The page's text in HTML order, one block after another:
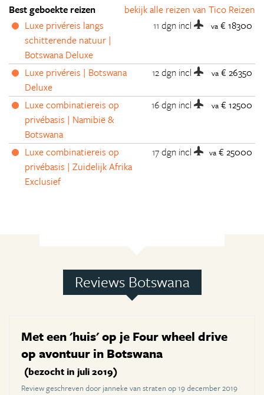
bekijk alle reizen van Tico Reizen
Best geboekte reizen
Luxe privéreis langs
schitterende natuur |
Botswana Deluxe
11 dgn incl va € 18300
Luxe privéreis | Botswana
Deluxe
12 dgn incl va € 26350
Luxe combinatiereis op
privébasis | Namibië &
Botswana
16 dgn incl va € 12500
Luxe combinatiereis op
privébasis | Zuidelijk Afrika
Exclusief
17 dgn incl va € 25000
Reviews Botswana
Met een 'huis' op je Four wheel drive
op avontuur in Botswana
(bezocht in juli 2019)
Review geschreven door janneke van straten op 19 december 2019